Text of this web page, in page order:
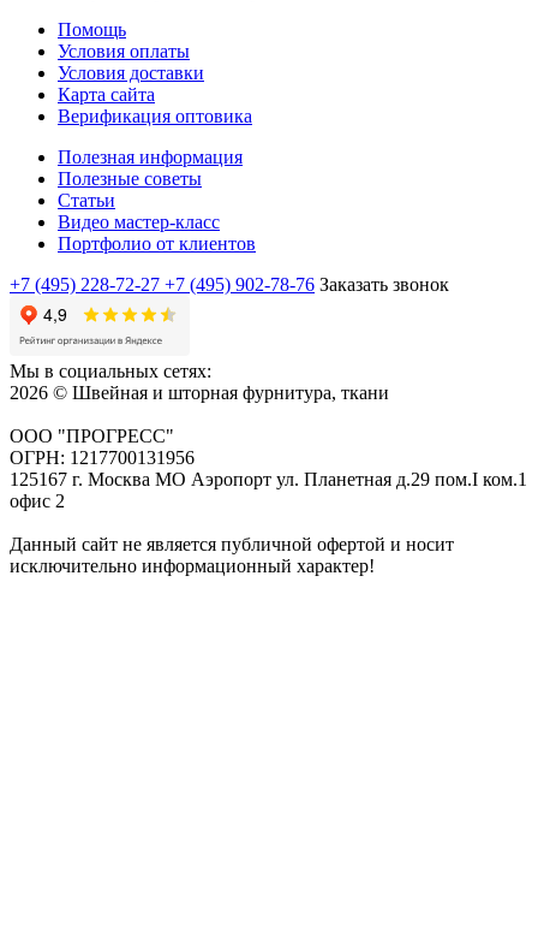
Помощь
Условия оплаты
Условия доставки
Карта сайта
Верификация оптовика
Полезная информация
Полезные советы
Статьи
Видео мастер-класс
Портфолио от клиентов
+7 (495) 228-72-27 +7 (495) 902-78-76 Заказать звонок
Мы в социальных сетях:
2026 © Швейная и шторная фурнитура, ткани
ООО "ПРОГРЕСС"
ОГРН: 1217700131956
125167 г. Москва МО Аэропорт ул. Планетная д.29 пом.I ком.1
офис 2
Данный сайт не является публичной офертой и носит
исключительно информационный характер!